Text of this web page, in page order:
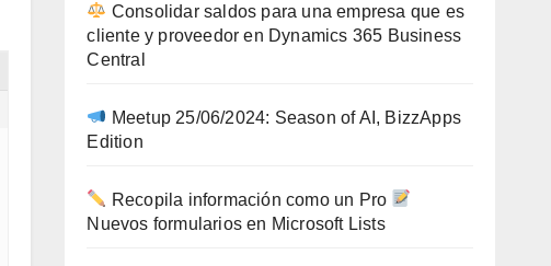
Consolidar saldos para una empresa que es
cliente y proveedor en Dynamics 365 Business
Central
Meetup 25/06/2024: Season of AI, BizzApps
Edition
Recopila información como un Pro
Nuevos formularios en Microsoft Lists